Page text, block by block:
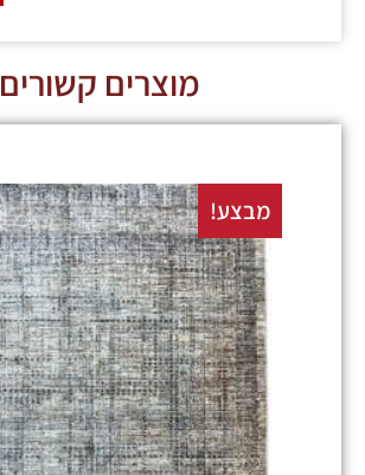
מוצרים קשורים
מבצע!